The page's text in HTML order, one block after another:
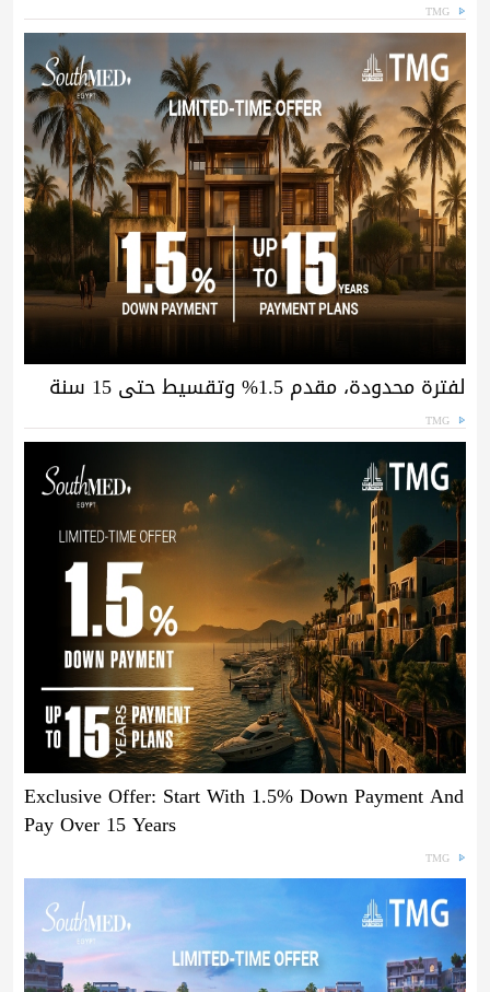
TMG
لفترة محدودة، مقدم 1.5% وتقسيط حتى 15 سنة
TMG
Exclusive Offer: Start With 1.5% Down Payment And
Pay Over 15 Years
TMG